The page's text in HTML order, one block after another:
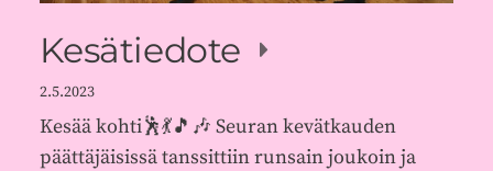
Kesätiedote
2.5.2023
Kesää kohti🕺💃🎵🎶 Seuran kevätkauden
päättäjäisissä tanssittiin runsain joukoin ja